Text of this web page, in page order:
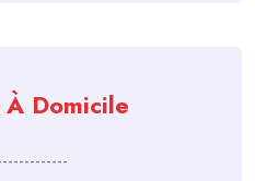
Domicile